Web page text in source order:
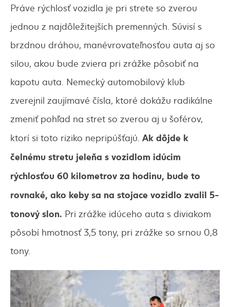
Práve rýchlosť vozidla je pri strete so zverou
jednou z najdôležitejších premenných. Súvisí s
brzdnou dráhou, manévrovateľnosťou auta aj so
silou, akou bude zviera pri zrážke pôsobiť na
kapotu auta. Nemecký automobilový klub
zverejnil zaujímavé čísla, ktoré dokážu radikálne
zmeniť pohľad na stret so zverou aj u šoférov,
ktorí si toto riziko nepripúšťajú. Ak dôjde k
čelnému stretu jeleňa s vozidlom idúcim
rýchlosťou 60 kilometrov za hodinu, bude to
rovnaké, ako keby sa na stojace vozidlo zvalil 5-
tonový slon. Pri zrážke idúceho auta s diviakom
pôsobí hmotnosť 3,5 tony, pri zrážke so srnou 0,8
tony.